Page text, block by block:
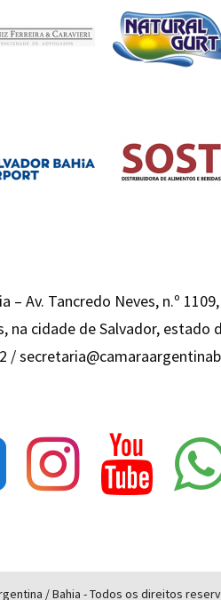
– Av. Tancredo Neves, n.º
na cidade de Salvador, estado
/
/ Bahia - Todos os direitos